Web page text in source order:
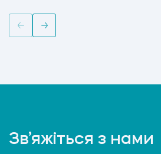
Зв’яжіться з нами